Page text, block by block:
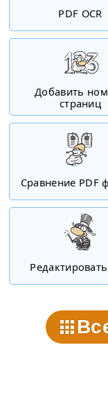
PDF OCR
Добавить
страниц
Сравнение PDF